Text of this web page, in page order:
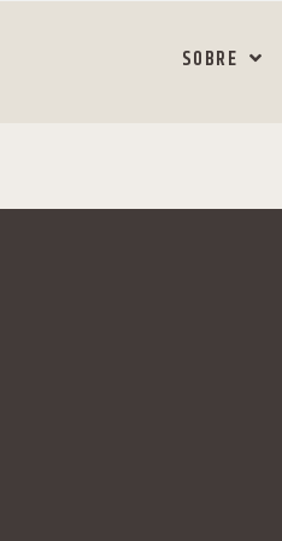
SOBRE